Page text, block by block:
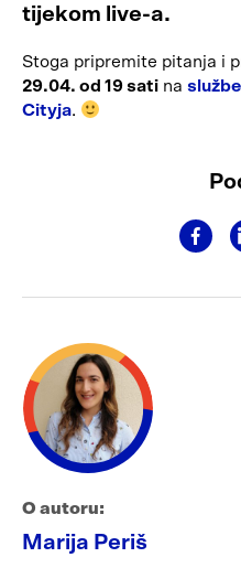
tijekom live-a.
Stoga pripremite pitanja i
29.04. od 19 sati na
Cityja.
O autoru:
Marija Periš